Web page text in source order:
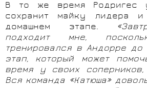
В то же время Родригес
сохранит майку лидера
домашнем этапе.
подходит мне,
тренировался в Андорре до
этап, который может
время у своих
Вся команда «Катюша»